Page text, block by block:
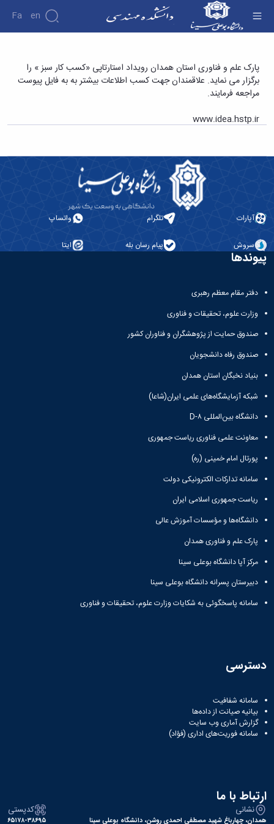
Fa En
دانشکده
درباره
دانشکده
تاریخچه
ریاست
دانشکده
معاونت
معاونت
پژوهشی
معاونت
تکمیلی
پژوهش
رویداد استارتاپی کسب کار سبز - دانشکده فنی و
مهندسی
پارک علم و فناوری استان همدان رویداد استارتاپی «کسب کار سبز » را
برگزار می نماید. علاقمندان جهت کسب اطلاعات بیشتر به به فایل پیوست
مراجعه فرمایند.
www.idea.hstp.ir
آپارات تلگرام واتساپ
سروش پیام رسان بله ایتا
پیوندها
دفتر مقام معظم رهبری
وزارت علوم، تحقیقات و فناوری
صندوق حمایت از پژوهشگران و فناوران کشور
صندوق رفاه دانشجویان
بنیاد نخبگان استان همدان
شبکه آزمایشگاه‌های علمی ایران(شاعا)
دانشگاه بین‌المللی D-۸
معاونت علمی فناوری ریاست جمهوری
پورتال امام خمینی (ره)
سامانه تدارکات الکترونیکی دولت
ریاست جمهوری اسلامی ایران
دانشگاه‌ها و مؤسسات آموزش عالی
پارک علم و فناوری همدان
مرکز آپا دانشگاه بوعلی سینا
دبیرستان پسرانه دانشگاه بوعلی سینا
سامانه پاسخگوئی به شکایات وزارت علوم، تحقیقات و فناوری
دسترسی
سامانه شفافیت
بیانیه صیانت از داده‌ها
گزارش آماری وب‌ سایت
سامانه فوریت‌های اداری (فؤاد)
ارتباط با ما
نشانی
همدان، چهارباغ شهید مصطفی احمدی روشن، دانشگاه بوعلی سینا
کدپستی
۶۵۱۷۸-۳۸۶۹۵